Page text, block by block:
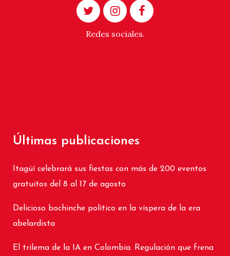
Redes sociales.
Últimas publicaciones
Itagüí celebrará sus fiestas con más de 200 eventos
gratuitos del 8 al 17 de agosto
Delicioso bochinche político en la víspera de la era
abelardista
El trilema de la IA en Colombia. Regulación que frena